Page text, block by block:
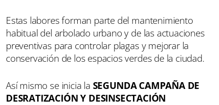
Estas labores forman parte del mantenimiento
habitual del arbolado urbano y de las actuaciones
preventivas para controlar plagas y mejorar la
conservación de los espacios verdes de la ciudad.
Así mismo se inicia la SEGUNDACAMPAÑA DE
DESRATIZACIÓN Y DESINSECTACIÓN